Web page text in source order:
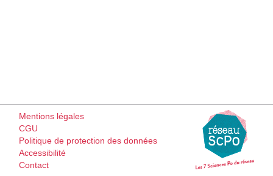
Mentions légales
CGU
Politique de protection des données
Accessibilité
Contact